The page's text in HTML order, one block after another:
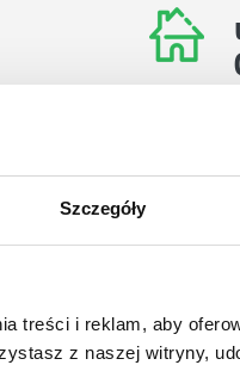
Szczegóły
treści i reklam, aby
z naszej witryny,
lub użyj formularza
O NASZE ROZWIĄZANIA